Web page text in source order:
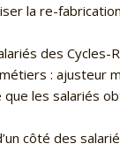
la re-
des
: ajusteur
que les salariés
côté des